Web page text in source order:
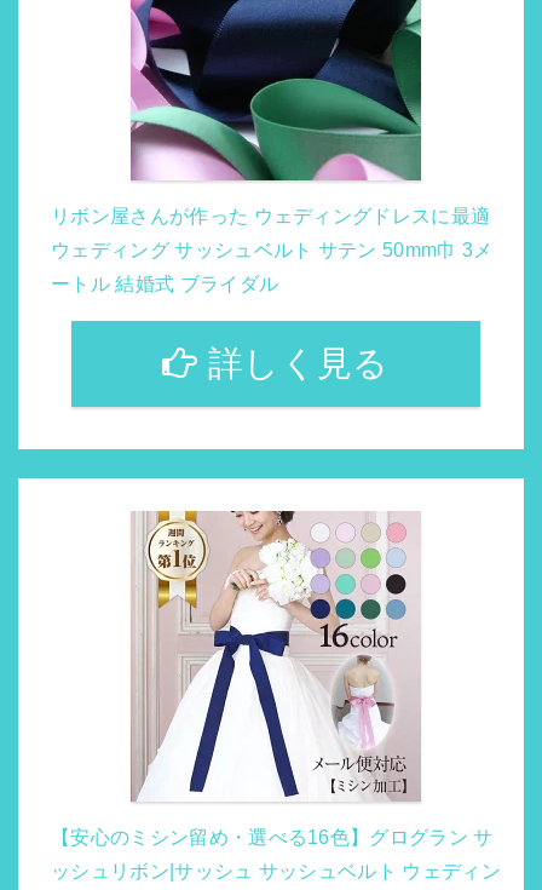
リボン屋さんが作った ウェディングドレスに最適
ウェディング サッシュベルト サテン 50mm巾 3メ
ートル 結婚式 ブライダル
詳しく見る
【安心のミシン留め・選べる16色】グログラン サ
ッシュリボン|サッシュ サッシュベルト ウェディン